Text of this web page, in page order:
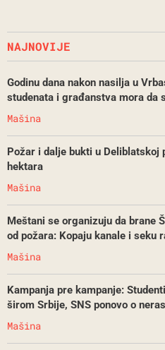
NAJNOVIJE
Godinu dana nakon nasilja u
studenata i građanstva mora da
Mašina
Požar i dalje bukti u
hektara
Mašina
Meštani se organizuju da brane
od požara: Kopaju kanale i seku
Mašina
Kampanja pre kampanje:
širom Srbije, SNS ponovo o
Mašina